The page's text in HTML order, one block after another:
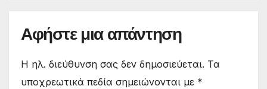
Αφήστε μια απάντηση
Η ηλ. διεύθυνση σας δεν δημοσιεύεται. Τα
υποχρεωτικά πεδία σημειώνονται με *